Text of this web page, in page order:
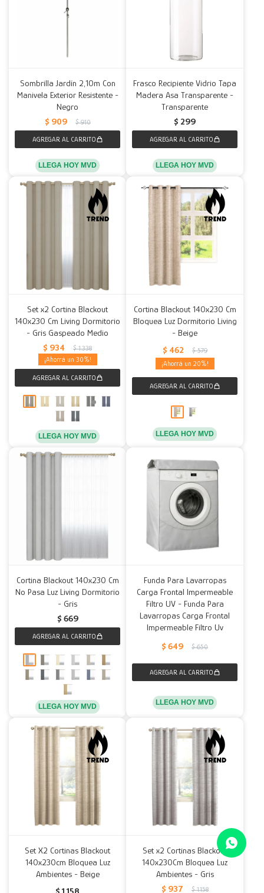
Sombrilla Jardín 2,10m Con
Manivela Exterior Resistente -
Negro
$ 909 $ 910
LLEGA HOY MVD
Frasco Recipiente Vidrio Tapa
Madera Asa Transparente -
Transparente
$ 299
LLEGA HOY MVD
Set x2 Cortina Blackout
140x230 Cm Living Dormitorio
- Gris Gaspeado Medio
$ 934 $ 1.338
30
LLEGA HOY MVD
Cortina Blackout 140x230 Cm
Bloquea Luz Dormitorio Living
- Beige
$ 462 $ 579
20
LLEGA HOY MVD
Cortina Blackout 140x230 Cm
No Pasa Luz Living Dormitorio
- Gris
$ 669
LLEGA HOY MVD
Funda Para Lavarropas
Carga Frontal Impermeable
Filtro UV - Funda Para
Lavarropas Carga Frontal
Impermeable Filtro Uv
$ 649 $ 650
LLEGA HOY MVD
Set X2 Cortinas Blackout
140x230cm Bloquea Luz
Ambientes - Beige
Set x2 Cortinas Blackout
140x230Cm Bloquea Luz
Ambientes - Gris
$ 937 $ 1.158